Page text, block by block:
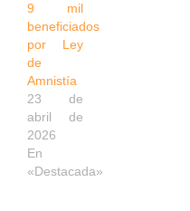
9 mil
beneficiados
por Ley
de
Amnistía
23 de
abril de
2026
En
«Destacada»